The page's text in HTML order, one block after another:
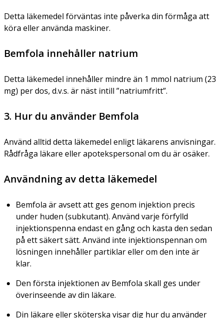
Detta läkemedel förväntas inte påverka din förmåga att
köra eller använda maskiner.
Bemfola innehåller natrium
Detta läkemedel innehåller mindre än 1 mmol natrium (23
mg) per dos, d.v.s. är näst intill ”natriumfritt”.
3. Hur du använder Bemfola
Använd alltid detta läkemedel enligt läkarens anvisningar.
Rådfråga läkare eller apotekspersonal om du är osäker.
Användning av detta läkemedel
Bemfola är avsett att ges genom injektion precis
under huden (subkutant). Använd varje förfylld
injektionspenna endast en gång och kasta den sedan
på ett säkert sätt. Använd inte injektionspennan om
lösningen innehåller partiklar eller om den inte är
klar.
Den första injektionen av Bemfola skall ges under
överinseende av din läkare.
Din läkare eller sköterska visar dig hur du använder